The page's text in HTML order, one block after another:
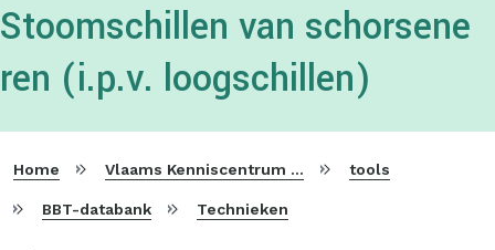
Stoomschillen van schorsene
ren (i.p.v. loogschillen)
Home Vlaams Kenniscentrum voor Beste Beschikbare Technieken tools
BBT-databank Technieken